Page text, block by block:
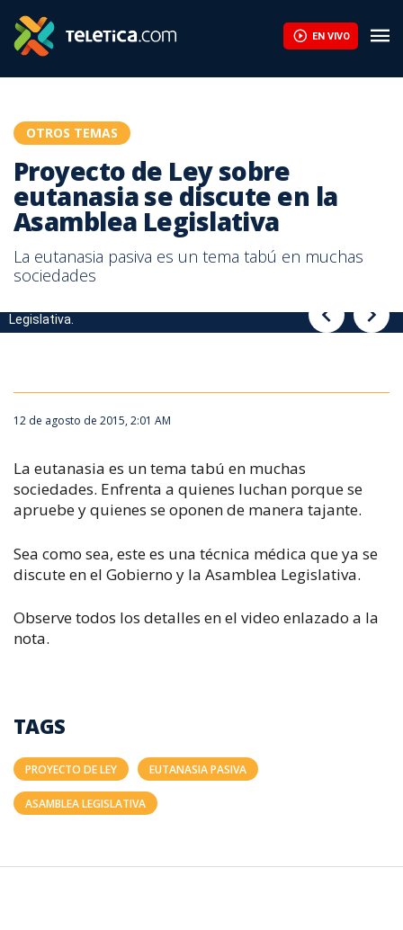
EN VIVO
OTROS TEMAS
Proyecto de Ley sobre
eutanasia se discute en la
Asamblea Legislativa
La eutanasia pasiva es un tema tabú en muchas
sociedades
Legislativa.
Legislativa.
12 de agosto de 2015, 2:01 AM
La eutanasia es un tema tabú en muchas
sociedades. Enfrenta a quienes luchan porque se
apruebe y quienes se oponen de manera tajante.
Sea como sea, este es una técnica médica que ya se
discute en el Gobierno y la Asamblea Legislativa.
Observe todos los detalles en el video enlazado a la
nota.
TAGS
PROYECTO DE LEY EUTANASIA PASIVA
ASAMBLEA LEGISLATIVA